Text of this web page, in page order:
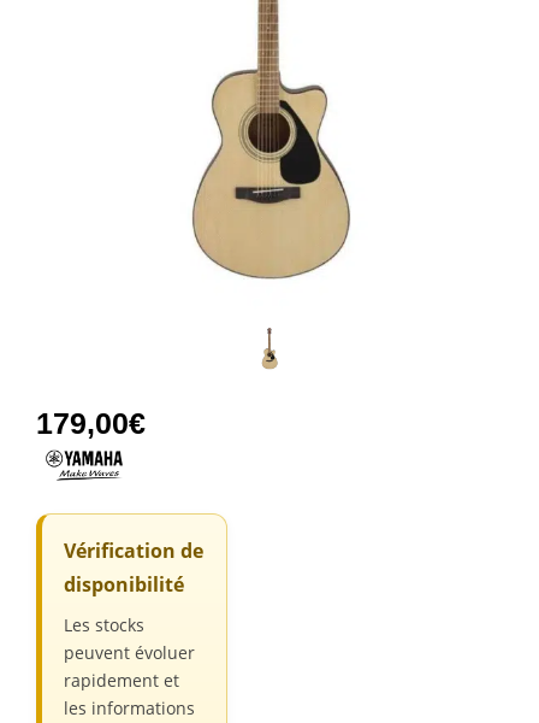
179,00€
Vérification de
disponibilité
Les stocks
peuvent évoluer
rapidement et
les informations